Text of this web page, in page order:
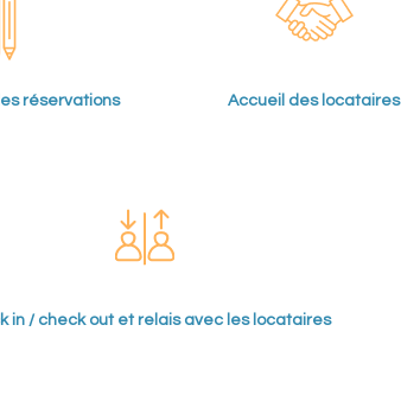
réservations Accueil des locataires
in / check out et relais avec les locataires